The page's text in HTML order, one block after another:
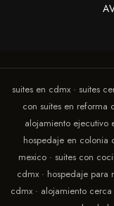
suites en cdmx · suites
con suites en reforma
alojamiento ejecutivo
hospedaje en colonia
mexico · suites con
cdmx · hospedaje para
cdmx · alojamiento